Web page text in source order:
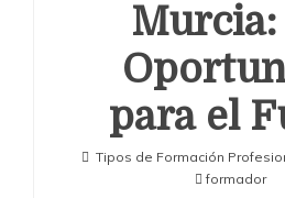
Murcia:
para el
Tipos de Formación
formador